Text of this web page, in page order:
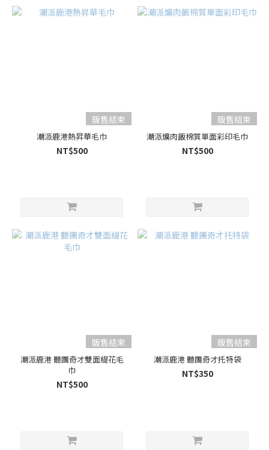
販售結束
潮派鹿港熱昇華毛巾
NT$500
販售結束
潮派爌肉飯棉質單面彩印毛巾
NT$500
販售結束
潮派鹿港 聽團奇才雙面緹花毛
巾
NT$500
販售結束
潮派鹿港 聽團奇才托特袋
NT$350